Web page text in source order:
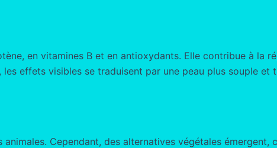
en vitamines B et en antioxydants. Elle contribue à la
effets visibles se traduisent par une peau plus souple et
Cependant, des alternatives végétales